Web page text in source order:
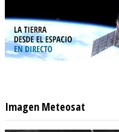
Imagen Meteosat